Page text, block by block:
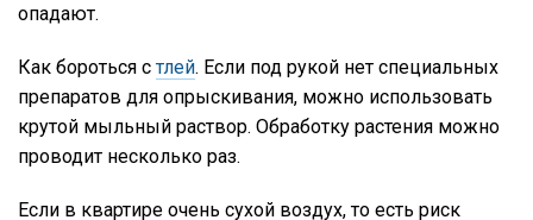
опадают.
Как бороться с тлей. Если под рукой нет специальных
препаратов для опрыскивания, можно использовать
крутой мыльный раствор. Обработку растения можно
проводит несколько раз.
Если в квартире очень сухой воздух, то есть риск